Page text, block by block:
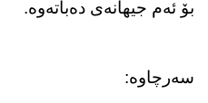
بۆ ئەم جیهانەی دەباتەوە.
سەرچاوە: